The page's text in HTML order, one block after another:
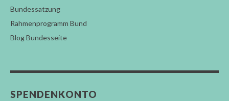
Bundessatzung
Rahmenprogramm Bund
Blog Bundesseite
SPENDENKONTO